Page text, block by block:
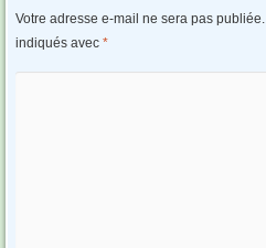
Votre adresse e-mail ne sera pas publiée.
indiqués avec *